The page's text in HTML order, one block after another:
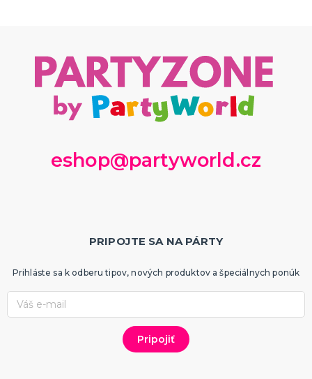
eshop@partyworld.cz
PRIPOJTE SA NA PÁRTY
Prihláste sa k odberu tipov, nových produktov a špeciálnych ponúk